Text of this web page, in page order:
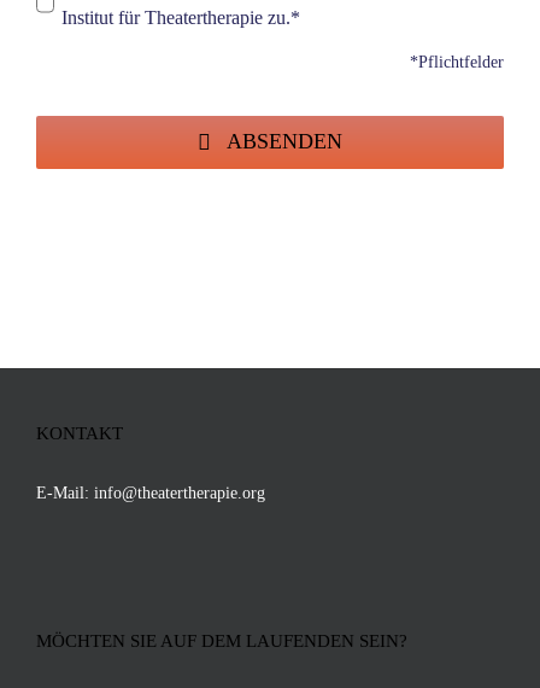
Institut für Theatertherapie zu.*
*Pflichtfelder
ABSENDEN
KONTAKT
E-Mail: info@theatertherapie.org
MÖCHTEN SIE AUF DEM LAUFENDEN SEIN?